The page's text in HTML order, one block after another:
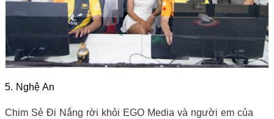
5. Nghệ An
Chim Sẻ Đi Nắng rời khỏi EGO Media và người em của